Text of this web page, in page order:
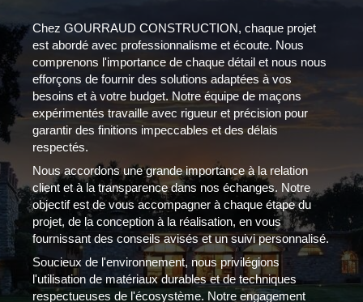
Chez GOURRAUD CONSTRUCTION, chaque projet
est abordé avec professionnalisme et écoute. Nous
comprenons l'importance de chaque détail et nous nous
efforçons de fournir des solutions adaptées à vos
besoins et à votre budget. Notre équipe de maçons
expérimentés travaille avec rigueur et précision pour
garantir des finitions impeccables et des délais
respectés.
Nous accordons une grande importance à la relation
client et à la transparence dans nos échanges. Notre
objectif est de vous accompagner à chaque étape du
projet, de la conception à la réalisation, en vous
fournissant des conseils avisés et un suivi personnalisé.
Soucieux de l'environnement, nous privilégions
l'utilisation de matériaux durables et de techniques
respectueuses de l'écosystème. Notre engagement